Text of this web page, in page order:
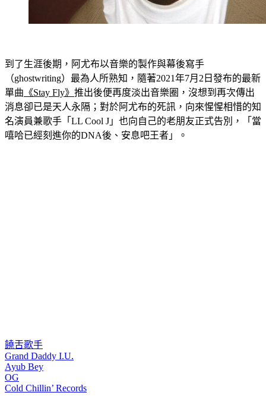
（ghostwriting）最為人所熟知，隨著2021年7月2日發布的最新
單曲《Stay Fly》推出後便再度淡出音樂圈，沒想到再次傳出
消息卻已是天人永隔；對於阿尤布的死訊，向來惺惺相惜的知
名演員兼歌手「LL Cool J」也向自己的老朋友正式告別，「當
嘻哈已經刻進你的DNA後、安息吧王者」。
Grand Daddy I.U.
Ayub Bey
OG
Cold Chillin’ Records